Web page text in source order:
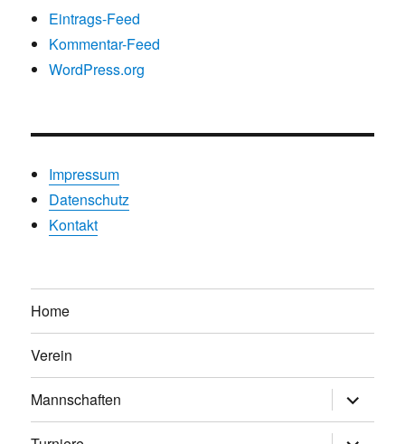
Eintrags-Feed
Kommentar-Feed
WordPress.org
Impressum
Datenschutz
Kontakt
Home
Verein
Mannschaften
anzeigen